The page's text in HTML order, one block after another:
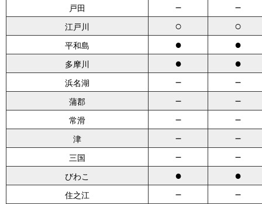
戸田 － －
江戸川 ○ ○
平和島 ● ●
多摩川 ● ●
浜名湖 － －
蒲郡 － －
常滑 － －
津 － －
三国 － －
びわこ ● ●
住之江 － －